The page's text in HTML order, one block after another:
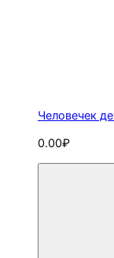
Человечек
0.00₽